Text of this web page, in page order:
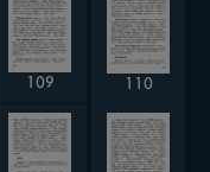
109 110